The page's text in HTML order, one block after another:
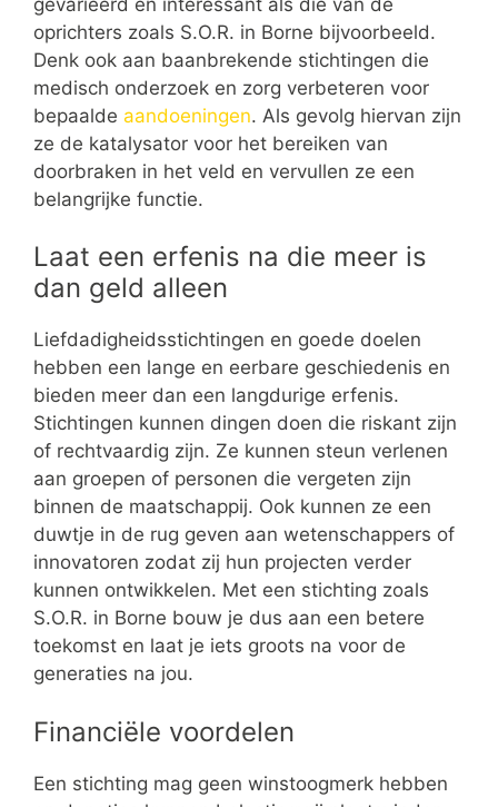
oprichters zoals S.O.R. in Borne bijvoorbeeld.
Denk ook aan baanbrekende stichtingen die
medisch onderzoek en zorg verbeteren voor
bepaalde aandoeningen. Als gevolg hiervan zijn
ze de katalysator voor het bereiken van
doorbraken in het veld en vervullen ze een
belangrijke functie.
Laat een erfenis na die meer is
dan geld alleen
Liefdadigheidsstichtingen en goede doelen
hebben een lange en eerbare geschiedenis en
bieden meer dan een langdurige erfenis.
Stichtingen kunnen dingen doen die riskant zijn
of rechtvaardig zijn. Ze kunnen steun verlenen
aan groepen of personen die vergeten zijn
binnen de maatschappij. Ook kunnen ze een
duwtje in de rug geven aan wetenschappers of
innovatoren zodat zij hun projecten verder
kunnen ontwikkelen. Met een stichting zoals
S.O.R. in Borne bouw je dus aan een betere
toekomst en laat je iets groots na voor de
generaties na jou.
Financiële voordelen
Een stichting mag geen winstoogmerk hebben